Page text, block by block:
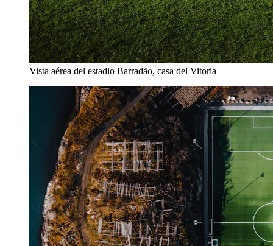
Vista aérea del estadio Barradão, casa del Vitoria